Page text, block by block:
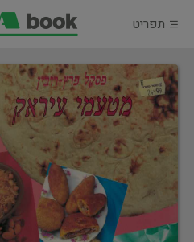
תפריט